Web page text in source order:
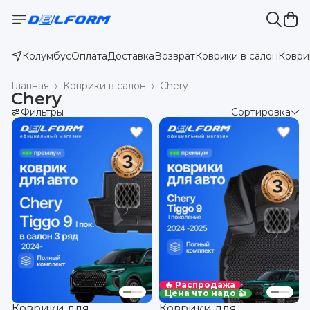
КолумбусОплатаДоставкаВозвратКоврики в салон
Chery
Коврики в салон ›
Главная ›
Chery
Фильтры Сортировка
🔥 Распродажа
Цена что надо 👍